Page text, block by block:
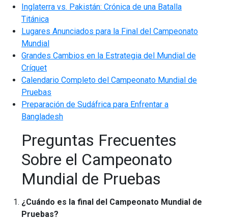
Inglaterra vs. Pakistán: Crónica de una Batalla
Titánica
Lugares Anunciados para la Final del Campeonato
Mundial
Grandes Cambios en la Estrategia del Mundial de
Críquet
Calendario Completo del Campeonato Mundial de
Pruebas
Preparación de Sudáfrica para Enfrentar a
Bangladesh
Preguntas Frecuentes
Sobre el Campeonato
Mundial de Pruebas
¿Cuándo es la final del Campeonato Mundial de
Pruebas?